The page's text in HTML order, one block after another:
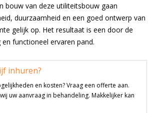
bouw van deze utiliteitsbouw gaan
duurzaamheid en een goed ontwerp van
gelijk op. Het resultaat is een door de
functioneel ervaren pand.
inhuren?
en kosten? Vraag een offerte aan.
uw aanvraag in behandeling. Makkelijker kan